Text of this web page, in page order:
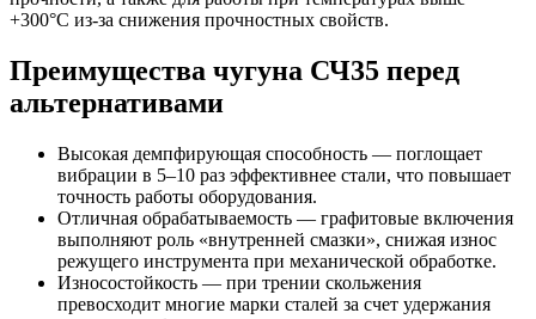
+300°С из-за снижения прочностных свойств.
Преимущества чугуна СЧ35 перед
альтернативами
Высокая демпфирующая способность — поглощает
вибрации в 5–10 раз эффективнее стали, что повышает
точность работы оборудования.
Отличная обрабатываемость — графитовые включения
выполняют роль «внутренней смазки», снижая износ
режущего инструмента при механической обработке.
Износостойкость — при трении скольжения
превосходит многие марки сталей за счет удержания